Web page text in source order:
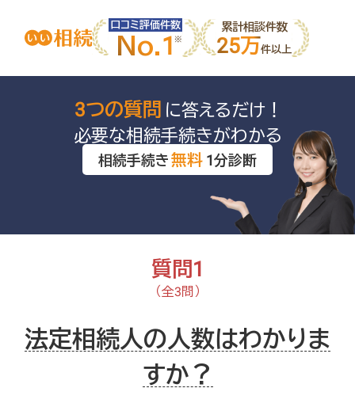
口コミ評価件数
No.1
累計相談件数
25万件以上
3つの質問 に答えるだけ！
必要な相続手続きがわかる
相続手続き 無料 1分診断
質問1
（全3問）
法定相続人の人数はわかりま
すか？